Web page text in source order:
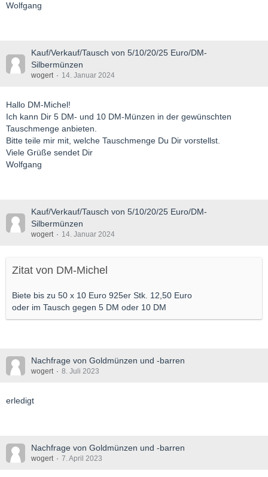
Wolfgang
Kauf/Verkauf/Tausch von 5/10/20/25 Euro/DM-
Silbermünzen
wogert 14. Januar 2024
Hallo DM-Michel!
Ich kann Dir 5 DM- und 10 DM-Münzen in der gewünschten
Tauschmenge anbieten.
Bitte teile mir mit, welche Tauschmenge Du Dir vorstellst.
Viele Grüße sendet Dir
Wolfgang
Kauf/Verkauf/Tausch von 5/10/20/25 Euro/DM-
Silbermünzen
wogert 14. Januar 2024
Zitat von DM-Michel
Biete bis zu 50 x 10 Euro 925er Stk. 12,50 Euro
oder im Tausch gegen 5 DM oder 10 DM
Nachfrage von Goldmünzen und -barren
wogert 8. Juli 2023
erledigt
Nachfrage von Goldmünzen und -barren
wogert 7. April 2023